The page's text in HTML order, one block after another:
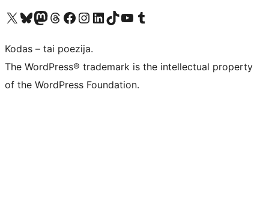
Visit our X (formerly Twitter) account
Apsilankykite mūsų Bluesky paskyroje
Visit our Mastodon account
Apsilankykite mūsų Threads paskyroje
Visit our Facebook page
Visit our Instagram account
Visit our LinkedIn account
Apsilankykite mūsų TikTok paskyroje
Visit our YouTube channel
Apsilankykite mūsų Tumblr paskyroje
Kodas – tai poezija.
The WordPress® trademark is the intellectual property
of the WordPress Foundation.